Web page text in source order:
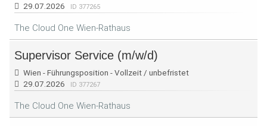
29.07.2026
ID 377265
The Cloud One Wien-Rathaus
Supervisor Service (m/w/d)
Wien - Führungsposition - Vollzeit / unbefristet
29.07.2026
ID 377267
The Cloud One Wien-Rathaus